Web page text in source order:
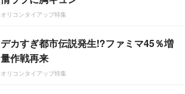
オリコンタイアップ特集
デカすぎ都市伝説発生!?ファミマ45％増
量作戦再来
オリコンタイアップ特集